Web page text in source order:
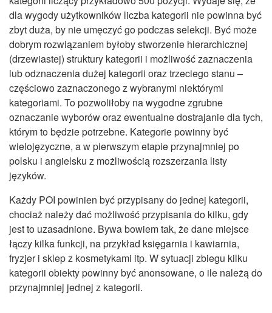
dla wygody użytkowników liczba kategorii nie powinna być
zbyt duża, by nie umęczyć go podczas selekcji. Być może
dobrym rozwiązaniem byłoby stworzenie hierarchicznej
(drzewiastej) struktury kategorii i możliwość zaznaczenia
lub odznaczenia dużej kategorii oraz trzeciego stanu –
częściowo zaznaczonego z wybranymi niektórymi
kategoriami. To pozwoliłoby na wygodne zgrubne
oznaczanie wyborów oraz ewentualne dostrajanie dla tych,
którym to będzie potrzebne. Kategorie powinny być
wielojęzyczne, a w pierwszym etapie przynajmniej po
polsku i angielsku z możliwością rozszerzania listy
języków.
Każdy POI powinien być przypisany do jednej kategorii,
chociaż należy dać możliwość przypisania do kilku, gdy
jest to uzasadnione. Bywa bowiem tak, że dane miejsce
łączy kilka funkcji, na przykład księgarnia i kawiarnia,
fryzjer i sklep z kosmetykami itp. W sytuacji zbiegu kilku
kategorii obiekty powinny być anonsowane, o ile należą do
przynajmniej jednej z kategorii.